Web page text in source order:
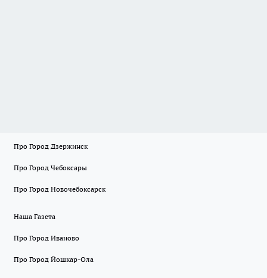
Про Город Дзержинск
Про Город Чебоксары
Про Город Новочебоксарск
Наша Газета
Про Город Иваново
Про Город Йошкар-Ола